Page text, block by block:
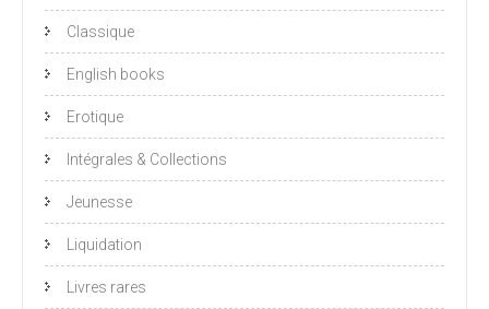
Classique
English books
Erotique
Intégrales & Collections
Jeunesse
Liquidation
Livres rares